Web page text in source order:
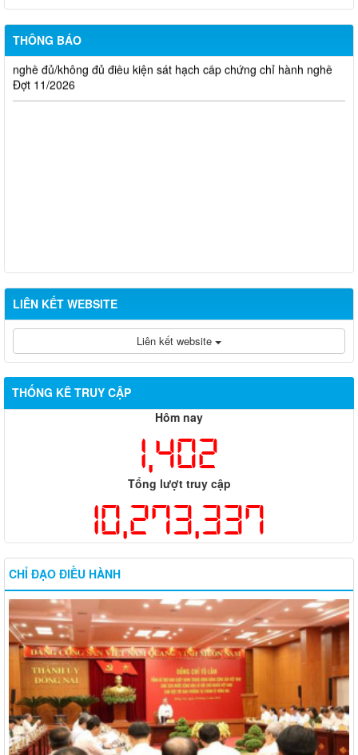
THÔNG BÁO
Đợt 10/2026
Thông báo kết quả đánh giá hồ sơ đề nghị cấp chứng chỉ hành
nghề đủ/không đủ điều kiện sát hạch cấp chứng chỉ hành nghề
Đợt 11/2026
LIÊN KẾT WEBSITE
Liên kết website
THỐNG KÊ TRUY CẬP
Hôm nay
1,402
Tổng lượt truy cập
10,273,337
CHỈ ĐẠO ĐIỀU HÀNH